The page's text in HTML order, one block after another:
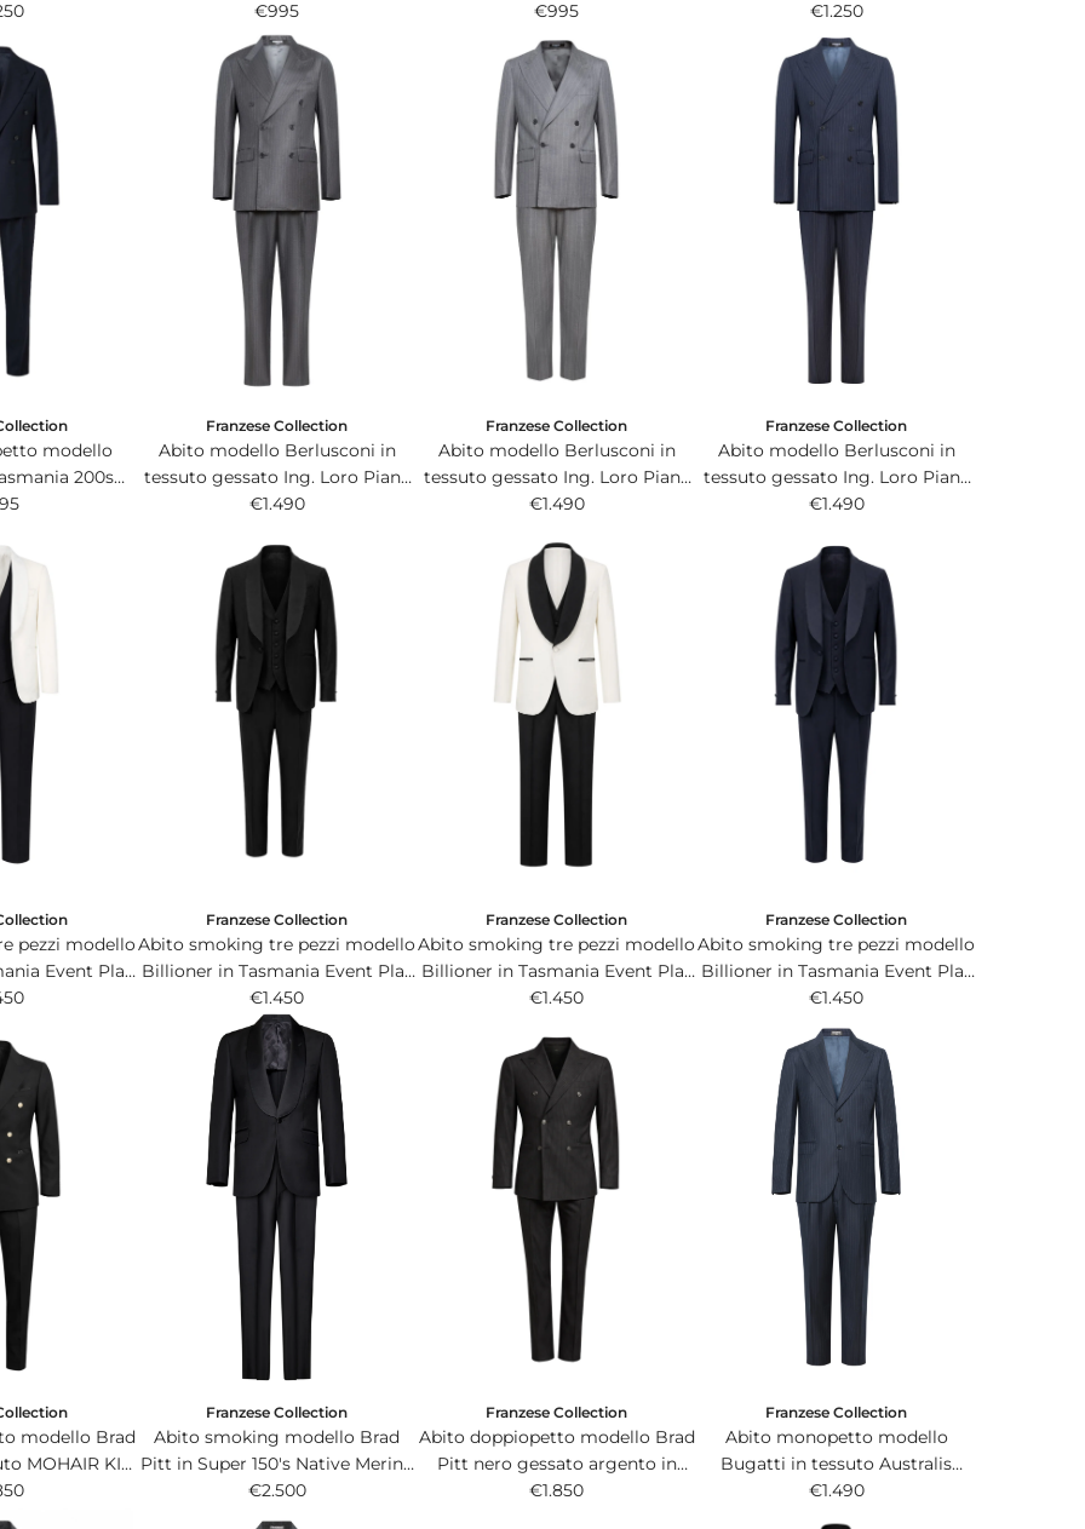
120s Vitale Barberis Canonico.
€995
Dolcevita, Fratelli Tallia di
Delfino blu royal.
€995
in pregiatissimo tessuto chevron
Solaro.
€1.250
modello
200s
Tallia di
Franzese Collection
Abito modello Berlusconi in
tessuto gessato Ing. Loro Piana
& C. 150s Australis grigio scuro.
€1.490
Franzese Collection
Abito modello Berlusconi in
tessuto gessato Ing. Loro Piana
& C. 150s Australis grigio.
€1.490
Franzese Collection
Abito modello Berlusconi in
tessuto gessato Ing. Loro Piana
& C. 150s Australis blu.
€1.490
pezzi modello
Event Plas
ottico e
Franzese Collection
Abito smoking tre pezzi modello
Billioner in Tasmania Event Plas
170s super light black.
€1.450
Franzese Collection
Abito smoking tre pezzi modello
Billioner in Tasmania Event Plas
170s super light bianco ottico e
€1.450
Franzese Collection
Abito smoking tre pezzi modello
Billioner in Tasmania Event Plas
170s super light blu
presidenziale.
€1.450
modello Brad
Piana&C.
Franzese Collection
Abito smoking modello Brad
Pitt in Super 150's Native Merino
Wool nero con rever a scialle.
€2.500
Franzese Collection
Abito doppiopetto modello Brad
Pitt nero gessato argento in
tessuto mooving di Ing. Loro
€1.850
Franzese Collection
Abito monopetto modello
Bugatti in tessuto Australis
super 150s merino wool blu
€1.490